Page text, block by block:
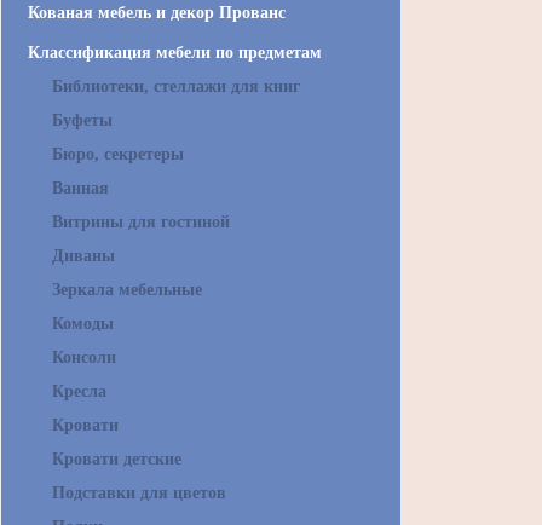
Кованая мебель и декор Прованс
Классификация мебели по предметам
Библиотеки, стеллажи для книг
Буфеты
Бюро, секретеры
Ванная
Витрины для гостиной
Диваны
Зеркала мебельные
Комоды
Консоли
Кресла
Кровати
Кровати детские
Подставки для цветов